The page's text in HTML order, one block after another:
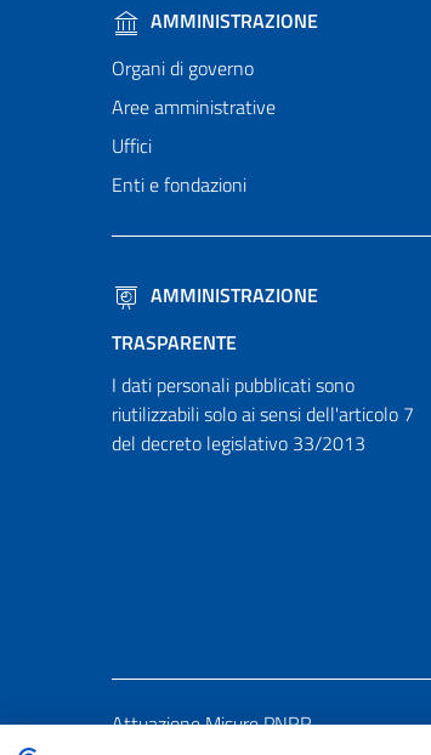
AMMINISTRAZIONE
Organi di governo
Aree amministrative
Uffici
Enti e fondazioni
AMMINISTRAZIONE
TRASPARENTE
I dati personali pubblicati sono
riutilizzabili solo ai sensi dell'articolo 7
del decreto legislativo 33/2013
Attuazione Misure PNRR